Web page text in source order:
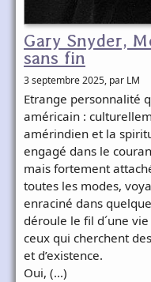
Gary Snyder,
sans fin
3 septembre 2025, par LM
Etrange personnalité
américain :
amérindien et la
engagé dans le
mais fortement
toutes les modes,
enraciné dans
déroule le fil d´une
ceux qui cherchent
et d’existence.
Oui, (…)